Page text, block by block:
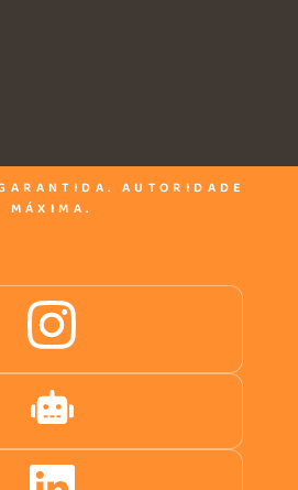
AUTORIDADE
MÁXIMA.